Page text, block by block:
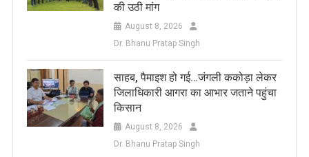
की उठी मांग
August 8, 2026
Dr. Bhanu Pratap Singh
साहब, पैमाइश हो गई…जंगली ककोड़ा लेकर
जिलाधिकारी आगरा का आभार जताने पहुंचा
किसान
August 8, 2026
Dr. Bhanu Pratap Singh